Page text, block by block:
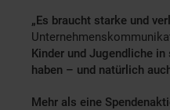
„Es braucht starke und
Kinder und Jugendliche
haben – und natürlich
Mehr als eine